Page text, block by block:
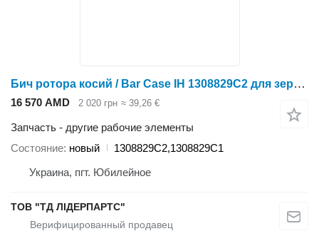
Бич ротора косий / Bar Case IH 1308829C2 для зерноуборочного комбайна Case IH 2166
16 570 AMD 2 020 грн ≈ 39,26 €
Запчасть - другие рабочие элементы
Состояние новый
1308829C2,1308829C1
Украина, пгт. Юбилейное
ТОВ "ТД ЛІДЕРПАРТС"